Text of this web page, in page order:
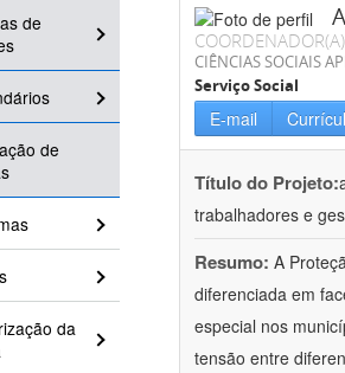
de
de
da
COORDENADOR(A)
CIÊNCIAS SOCIAIS
Serviço Social
E-mail
Título do Projeto:
trabalhadores e
Resumo: A
diferenciada em
especial nos
tensão entre